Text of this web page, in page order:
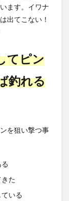
ます。イワナ
出てこない！
てピン
釣れる
を狙い撃つ事
た
いる